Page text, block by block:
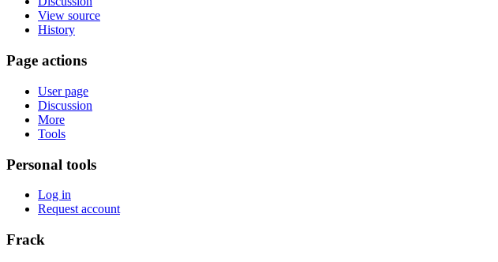
View source
History
Page actions
User page
Discussion
More
Tools
Personal tools
Log in
Request account
Frack